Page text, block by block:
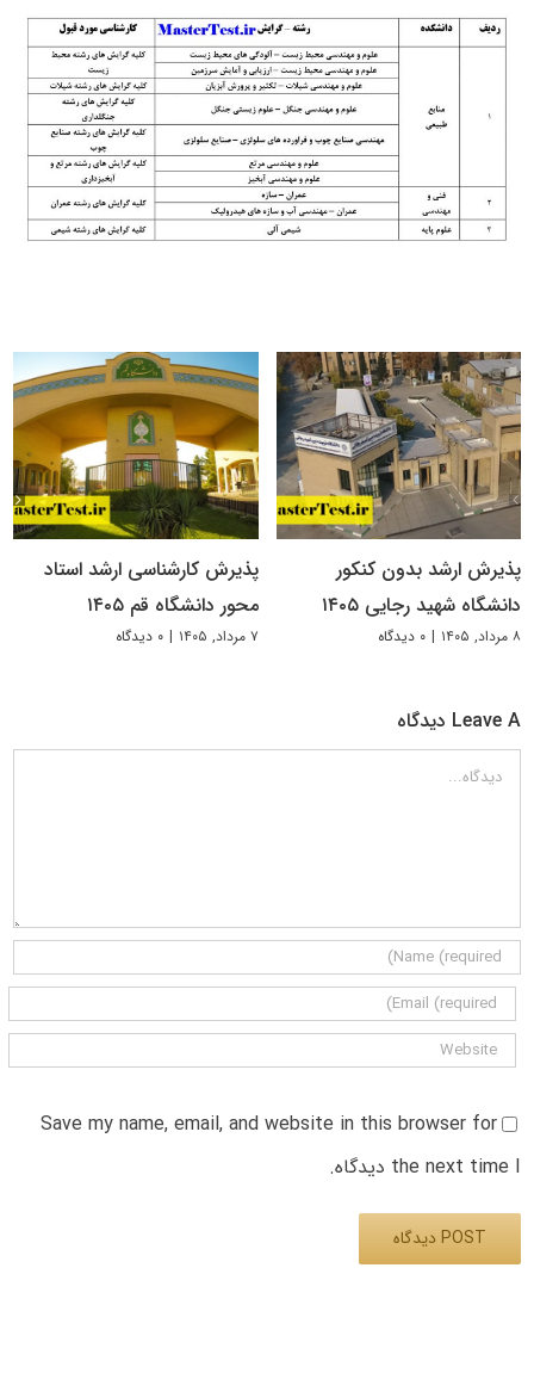
پذیرش ارشد بدون کنکور
دانشگاه شهید رجایی ۱۴۰۵
۸ مرداد, ۱۴۰۵ | ۰ دیدگاه
پذیرش کارشناسی ارشد استاد
محور دانشگاه قم ۱۴۰۵
۷ مرداد, ۱۴۰۵ | ۰ دیدگاه
Leave A دیدگاه
دیدگاه
Save my name, email, and website in this browser for
the next time I دیدگاه.